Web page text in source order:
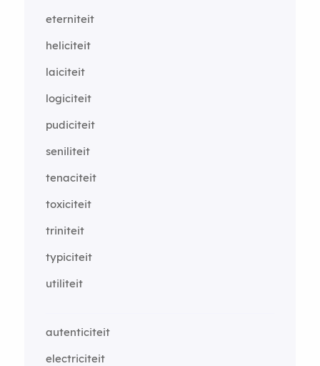
eterniteit
heliciteit
laiciteit
logiciteit
pudiciteit
seniliteit
tenaciteit
toxiciteit
triniteit
typiciteit
utiliteit
autenticiteit
electriciteit